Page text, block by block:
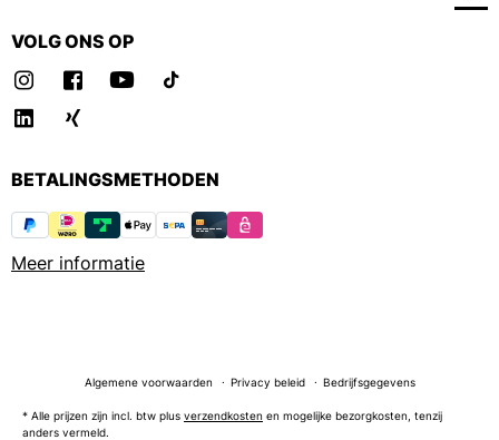
VOLG ONS OP
BETALINGSMETHODEN
Meer informatie
Algemene voorwaarden Privacy beleid Bedrijfsgegevens
* Alle prijzen zijn incl. btw plus verzendkosten en mogelijke bezorgkosten, tenzij
anders vermeld.